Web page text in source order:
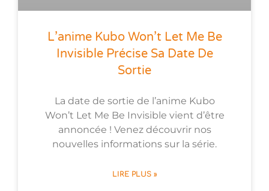
L’anime Kubo Won’t Let Me Be
Invisible Précise Sa Date De
Sortie
La date de sortie de l’anime Kubo
Won’t Let Me Be Invisible vient d’être
annoncée ! Venez découvrir nos
nouvelles informations sur la série.
LIRE PLUS »